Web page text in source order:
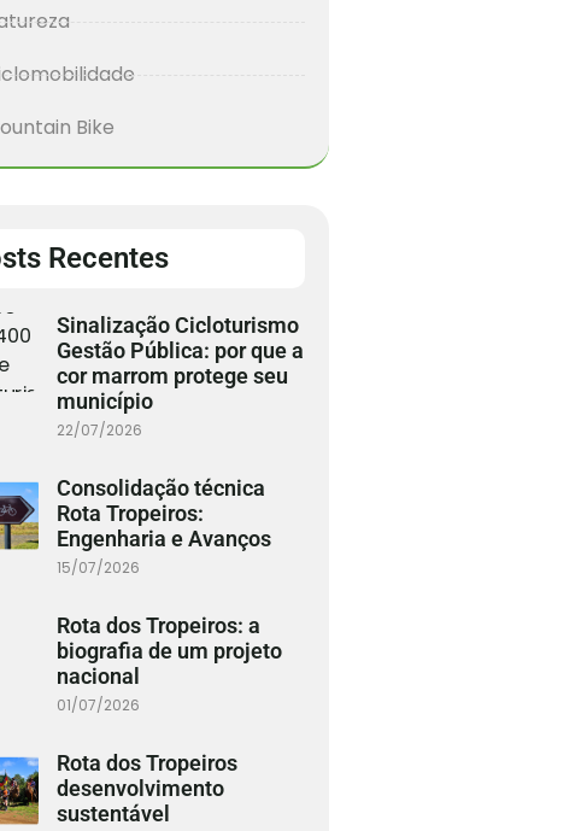
Bike
Recentes
Sinalização Cicloturismo
Gestão Pública: por que a
cor marrom protege seu
município
22/07/2026
Consolidação técnica
Rota Tropeiros:
Engenharia e Avanços
15/07/2026
Rota dos Tropeiros: a
biografia de um projeto
nacional
01/07/2026
Rota dos Tropeiros
desenvolvimento
sustentável